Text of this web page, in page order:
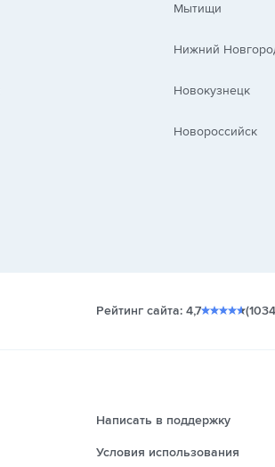
Мытищи
Нижний
Новокузнецк
Новороссийск
Рейтинг сайта: 4,7
Написать в поддержку
Условия использования